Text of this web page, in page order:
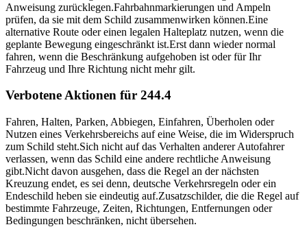
Anweisung zurücklegen.Fahrbahnmarkierungen und Ampeln
prüfen, da sie mit dem Schild zusammenwirken können.Eine
alternative Route oder einen legalen Halteplatz nutzen, wenn die
geplante Bewegung eingeschränkt ist.Erst dann wieder normal
fahren, wenn die Beschränkung aufgehoben ist oder für Ihr
Fahrzeug und Ihre Richtung nicht mehr gilt.
Verbotene Aktionen für 244.4
Fahren, Halten, Parken, Abbiegen, Einfahren, Überholen oder
Nutzen eines Verkehrsbereichs auf eine Weise, die im Widerspruch
zum Schild steht.Sich nicht auf das Verhalten anderer Autofahrer
verlassen, wenn das Schild eine andere rechtliche Anweisung
gibt.Nicht davon ausgehen, dass die Regel an der nächsten
Kreuzung endet, es sei denn, deutsche Verkehrsregeln oder ein
Endeschild heben sie eindeutig auf.Zusatzschilder, die die Regel auf
bestimmte Fahrzeuge, Zeiten, Richtungen, Entfernungen oder
Bedingungen beschränken, nicht übersehen.